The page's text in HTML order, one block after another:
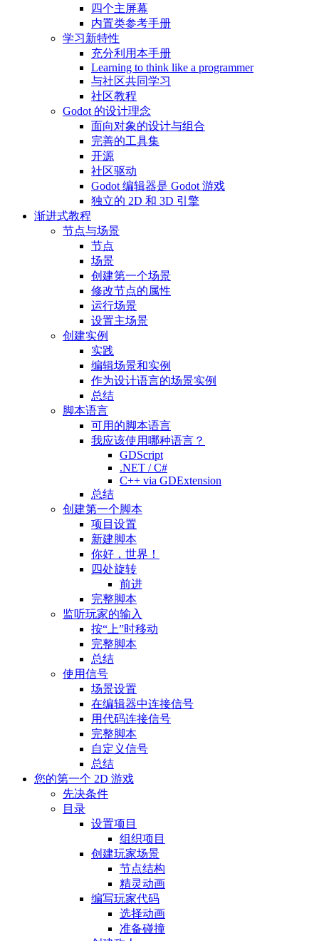
四个主屏幕
内置类参考手册
学习新特性
充分利用本手册
Learning to think like a programmer
与社区共同学习
社区教程
Godot 的设计理念
面向对象的设计与组合
完善的工具集
开源
社区驱动
Godot 编辑器是 Godot 游戏
独立的 2D 和 3D 引擎
渐进式教程
节点与场景
节点
场景
创建第一个场景
修改节点的属性
运行场景
设置主场景
创建实例
实践
编辑场景和实例
作为设计语言的场景实例
总结
脚本语言
可用的脚本语言
我应该使用哪种语言？
GDScript
.NET / C#
C++ via GDExtension
总结
创建第一个脚本
项目设置
新建脚本
你好，世界！
四处旋转
前进
完整脚本
监听玩家的输入
按“上”时移动
完整脚本
总结
使用信号
场景设置
在编辑器中连接信号
用代码连接信号
完整脚本
自定义信号
总结
您的第一个 2D 游戏
先决条件
目录
设置项目
组织项目
创建玩家场景
节点结构
精灵动画
编写玩家代码
选择动画
准备碰撞